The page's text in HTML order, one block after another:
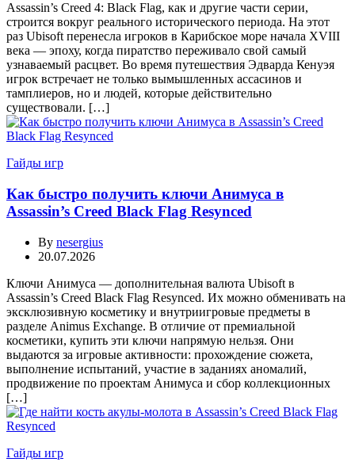
Assassin’s Creed 4: Black Flag, как и другие части серии,
строится вокруг реального исторического периода. На этот
раз Ubisoft перенесла игроков в Карибское море начала XVIII
века — эпоху, когда пиратство переживало свой самый
узнаваемый расцвет. Во время путешествия Эдварда Кенуэя
игрок встречает не только вымышленных ассасинов и
тамплиеров, но и людей, которые действительно
существовали. […]
Гайды игр
Как быстро получить ключи Анимуса в
Assassin’s Creed Black Flag Resynced
By nesergius
20.07.2026
Ключи Анимуса — дополнительная валюта Ubisoft в
Assassin’s Creed Black Flag Resynced. Их можно обменивать на
эксклюзивную косметику и внутриигровые предметы в
разделе Animus Exchange. В отличие от премиальной
косметики, купить эти ключи напрямую нельзя. Они
выдаются за игровые активности: прохождение сюжета,
выполнение испытаний, участие в заданиях аномалий,
продвижение по проектам Анимуса и сбор коллекционных
[…]
Гайды игр